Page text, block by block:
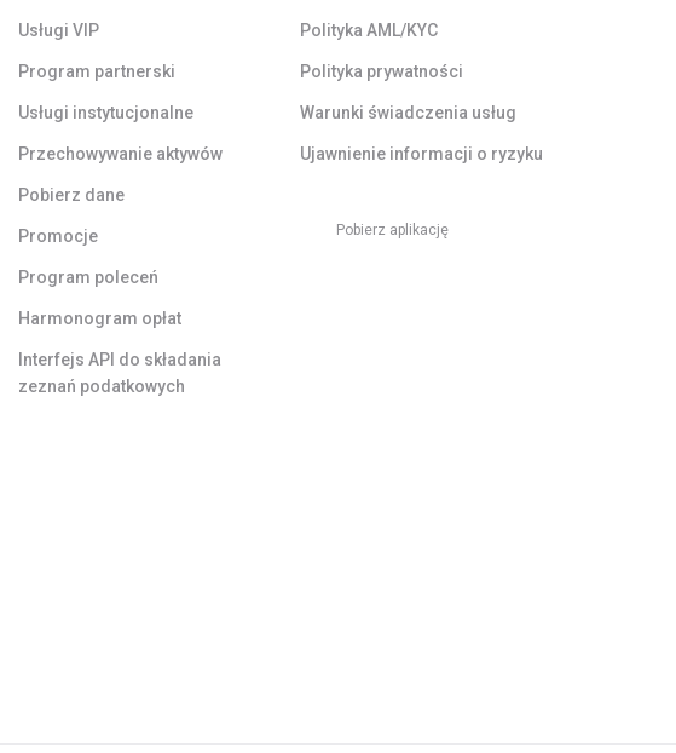
Usługi VIP
Program partnerski
Usługi instytucjonalne
Przechowywanie aktywów
Pobierz dane
Promocje
Program poleceń
Harmonogram opłat
Interfejs API do składania
zeznań podatkowych
Polityka AML/KYC
Polityka prywatności
Warunki świadczenia usług
Ujawnienie informacji o ryzyku
Pobierz aplikację